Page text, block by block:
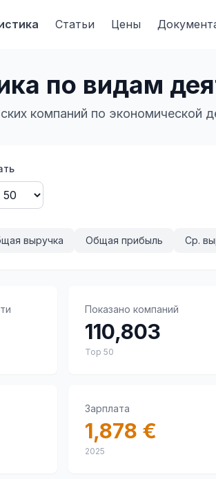
Статьи Цены
по видам
компаний по экономической
выручка Общая прибыль Ср.
Показано компаний
110,803
Top 50
Зарплата
1,878 €
2025